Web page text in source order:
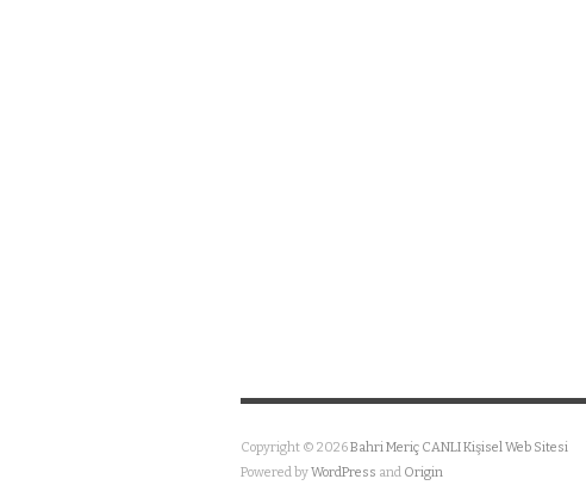
Copyright © 2026Bahri Meriç CANLI Kişisel Web Sitesi
Powered byWordPress and Origin